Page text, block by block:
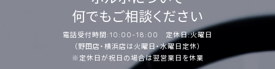
何でもご相談ください
電話受付時間:10:00-18:00 定休日:火曜日
（野田店・横浜店は火曜日・水曜日定休）
※定休日が祝日の場合は翌営業日を休業